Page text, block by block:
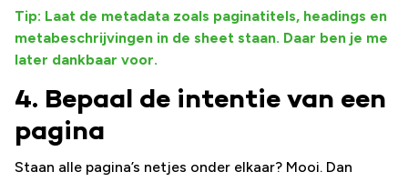
Tip: Laat de metadata zoals paginatitels, headings en
metabeschrijvingen in de sheet staan. Daar ben je me
later dankbaar voor.
4. Bepaal de intentie van een
pagina
Staan alle pagina’s netjes onder elkaar? Mooi. Dan